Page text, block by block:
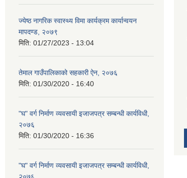
ज्येष्ठ नागरिक स्वास्थ्य विमा कार्यक्रम कार्यान्वयन
मापदण्ड, २०७९
मिति: 01/27/2023 - 13:04
तेमाल गाउँपालिकाको सहकारी ऐन, २०७६
मिति: 01/30/2020 - 16:40
"घ" वर्ग निर्माण व्यवसायी इजाजपत्र सम्बन्धी कार्यविधी,
२०७६
मिति: 01/30/2020 - 16:36
"घ" वर्ग निर्माण व्यवसायी इजाजपत्र सम्बन्धी कार्यविधी,
२०७६